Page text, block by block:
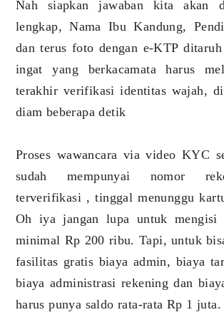
Nah siapkan jawaban kita akan
lengkap, Nama Ibu Kandung,
dan terus foto dengan e-KTP
ingat yang berkacamata harus
terakhir verifikasi identitas wajah,
diam beberapa detik
Proses wawancara via video KYC
sudah mempunyai nomor
terverifikasi , tinggal menunggu
Oh iya jangan lupa untuk mengisi
minimal Rp 200 ribu. Tapi, untuk
fasilitas gratis biaya admin, biaya
biaya administrasi rekening dan
harus punya saldo rata-rata Rp 1 juta.